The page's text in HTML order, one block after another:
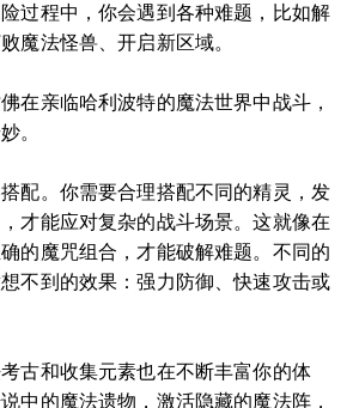
过程中，你会遇到各种难题，比如解
魔法怪兽、开启新区域。
在亲临哈利波特的魔法世界中战斗，
。
配。你需要合理搭配不同的精灵，发
才能应对复杂的战斗场景。这就像在
的魔咒组合，才能破解难题。不同的
不到的效果：强力防御、快速攻击或
古和收集元素也在不断丰富你的体
中的魔法遗物，激活隐藏的魔法阵，